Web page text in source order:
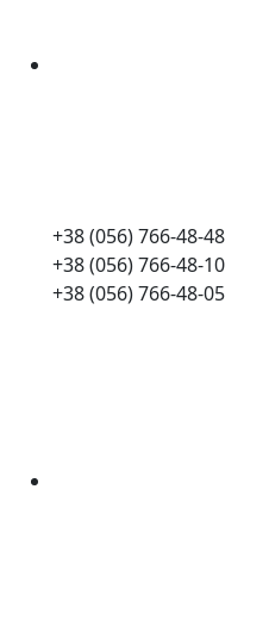
+38 (056) 766-48-48
+38 (056) 766-48-10
+38 (056) 766-48-05